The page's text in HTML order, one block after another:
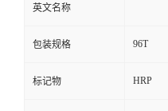
英文名称
包装规格 96T
标记物 HRP